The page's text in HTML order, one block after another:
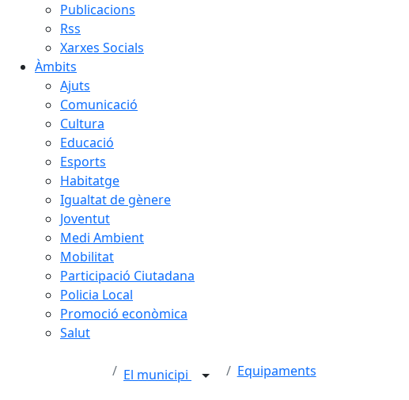
Publicacions
Rss
Xarxes Socials
Àmbits
Ajuts
Comunicació
Cultura
Educació
Esports
Habitatge
Igualtat de gènere
Joventut
Medi Ambient
Mobilitat
Participació Ciutadana
Policia Local
Promoció econòmica
Salut
El municipi Equipaments